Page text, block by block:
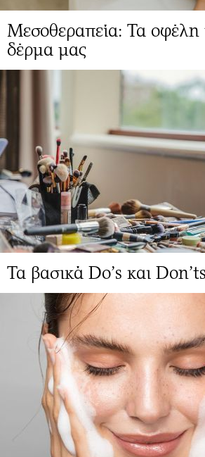
Μεσοθεραπεία: Τα οφέλη
δέρμα μας
Τα βασικά Do’s και